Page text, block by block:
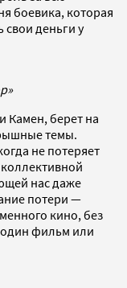
боевика, которая
свои деньги у
Камен, берет на
темы.
не потеряет
нас даже
потери —
кино, без
один фильм или